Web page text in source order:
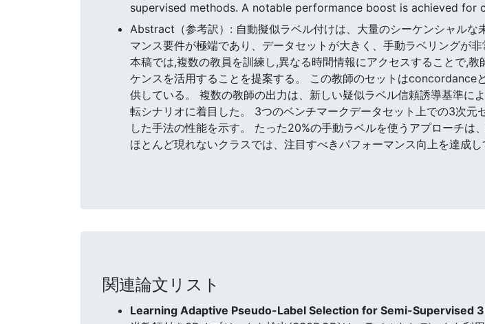
supervised methods. A notable performance boost is achieved for
Abstract（参考訳）: 自動擬似ラベル付けは、大量のシーケンシャル
マンス要件が極端であり、データセットが大きく、手動ラベリングが
本稿では,複数の教員を訓練し,異なる時間情報にアクセスすることで,
ケンスを活用することを提案する。 この教師のセットはconcordance
供している。 複数の教師の出力は、新しい疑似ラベル信頼誘導基準
転シナリオに着目した。 3つのベンチマークデータセット上での3次
した手法の性能を示す。 たった20%の手動ラベルを使うアプローチ
ほとんど現れないクラスでは、注目すべきパフォーマンス向上を達成し
関連論文リスト
Learning Adaptive Pseudo-Label Selection for Semi-Supervised